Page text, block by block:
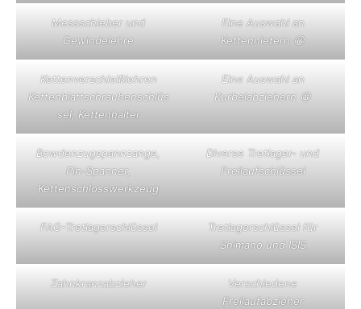
Messschieber und
Gewindelehre
Eine Auswahl an
Kettennietern 😀
Kettenverschleißlehren
Kettenblattschraubenschlüs
sel, Kettenhalter
Eine Auswahl an
Kurbelabziehern 😀
Bowdenzugspannzange,
Pin-Spanner,
Kettenschlosswerkzeug
Diverse Tretlager- und
Freilaufschlüssel
FAG-Tretlagerschlüssel
Tretlagerschlüssel für
Shimano und ISIS
Zahnkranzabzieher
Verschiedene
Freilaufabzieher